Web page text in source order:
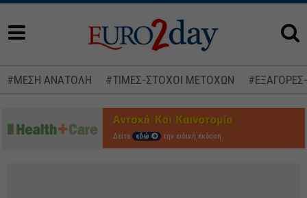
#ΜΕΣΗ ΑΝΑΤΟΛΗ #ΤΙΜΕΣ-ΣΤΟΧΟΙ ΜΕΤΟΧΩΝ
Δείτε εδώ την ειδική έκδοση